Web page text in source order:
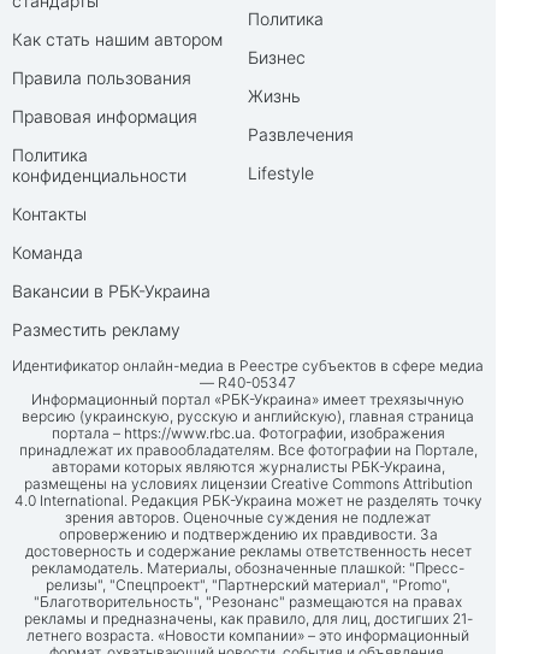
Как стать нашим автором
Правила пользования
Правовая информация
Политика
конфиденциальности
Контакты
Команда
Вакансии в РБК-Украина
Разместить рекламу
Политика
Бизнес
Жизнь
Развлечения
Lifestyle
Идентификатор онлайн-медиа в Реестре субъектов в сфере медиа
— R40-05347
Информационный портал «РБК-Украина» имеет трехязычную
версию (украинскую, русскую и английскую), главная страница
портала – https://www.rbc.ua. Фотографии, изображения
принадлежат их правообладателям. Все фотографии на Портале,
авторами которых являются журналисты РБК-Украина,
размещены на условиях лицензии Creative Commons Attribution
4.0 International. Редакция РБК-Украина может не разделять точку
зрения авторов. Оценочные суждения не подлежат
опровержению и подтверждению их правдивости. За
достоверность и содержание рекламы ответственность несет
рекламодатель. Материалы, обозначенные плашкой: "Пресс-
релизы", "Спецпроект", "Партнерский материал", "Promo",
"Благотворительность", "Резонанс" размещаются на правах
рекламы и предназначены, как правило, для лиц, достигших 21-
летнего возраста. «Новости компании» – это информационный